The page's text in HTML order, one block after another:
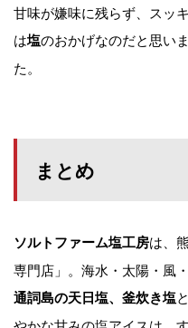
甘味が嫌味に残らず、スッ
は塩のおかげなのだと思い
た。
まとめ
ソルトファーム塩工房は、
専門店」。海水・太陽・風
通詞島の天日塩、釜炊き塩